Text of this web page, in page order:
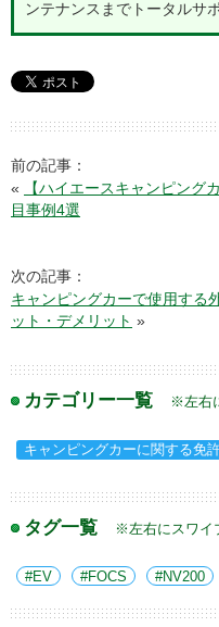
ンテナンスまでトータルサ
前の記事：
«
【ハイエースキャンピング
目事例4選
次の記事：
キャンピングカーで使用する
ット・デメリット »
カテゴリー一覧 ※左右
キャンピングカーに関する免
タグ一覧 ※左右にスワイ
EV FOCS NV200